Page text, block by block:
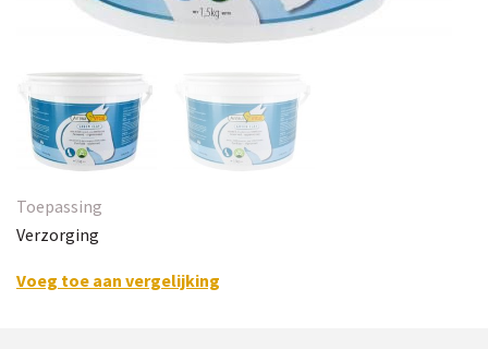
Toepassing
Verzorging
Voeg toe aan vergelijking